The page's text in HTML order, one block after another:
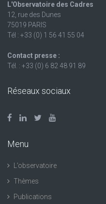
L'Observatoire des Cadres
12, rue des Dunes
75019 PARIS
Tél : +33 (0) 1 56 41 55 04
Contact presse :
Tél. : +33 (0) 6 82 48 91 89
Réseaux sociaux
Menu
L’observatoire
Thèmes
Publications